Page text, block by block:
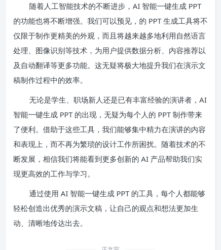
随着人工智能技术的不断进步，AI 智能一键生成 PPT
的功能也将不断增强。我们可以预见，的 PPT 生成工具将不
仅限于制作更精美的外观，而且将越来越多地利用自然语言
处理、图像识别等技术，为用户提供数据分析、内容推荐以
及自动翻译等更多功能。这无疑将极大地提升我们在演示文
稿制作过程中的效率。
无论是学生、职场新人还是已有丰富经验的演讲者，AI
智能一键生成 PPT 的出现，无疑为每个人的 PPT 制作带来
了便利。借助于这些工具，我们能够集中精力在演讲的内容
和表现上，而不再为繁琐的设计工作所困扰。随着技术的不
断发展，相信我们将能看到更多创新的 AI 产品帮助我们实
现更高效的工作与学习。
通过使用 AI 智能一键生成 PPT 的工具，每个人都能够
轻松创造出优秀的演示文稿，让自己的观点和想法更加生
动、清晰地传达出去。